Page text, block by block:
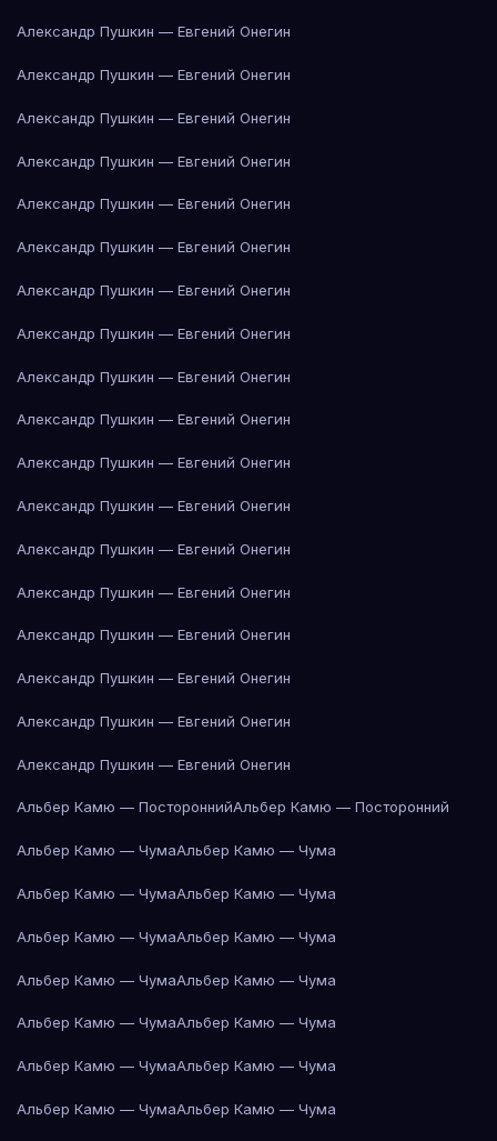
Александр Пушкин — Евгений Онегин
Александр Пушкин — Евгений Онегин
Александр Пушкин — Евгений Онегин
Александр Пушкин — Евгений Онегин
Александр Пушкин — Евгений Онегин
Александр Пушкин — Евгений Онегин
Александр Пушкин — Евгений Онегин
Александр Пушкин — Евгений Онегин
Александр Пушкин — Евгений Онегин
Александр Пушкин — Евгений Онегин
Александр Пушкин — Евгений Онегин
Александр Пушкин — Евгений Онегин
Александр Пушкин — Евгений Онегин
Александр Пушкин — Евгений Онегин
Александр Пушкин — Евгений Онегин
Александр Пушкин — Евгений Онегин
Александр Пушкин — Евгений Онегин
Александр Пушкин — Евгений Онегин
Альбер Камю — ПостороннийАльбер Камю — Посторонний
Альбер Камю — ЧумаАльбер Камю — Чума
Альбер Камю — ЧумаАльбер Камю — Чума
Альбер Камю — ЧумаАльбер Камю — Чума
Альбер Камю — ЧумаАльбер Камю — Чума
Альбер Камю — ЧумаАльбер Камю — Чума
Альбер Камю — ЧумаАльбер Камю — Чума
Альбер Камю — ЧумаАльбер Камю — Чума